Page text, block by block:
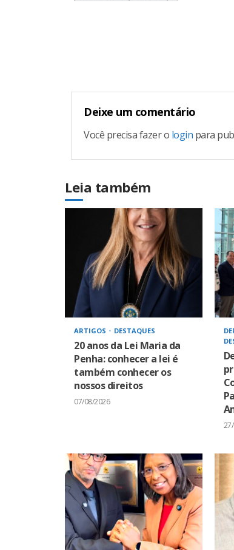
Deixe um comentário
Você precisa fazer o login para
Leia também
ARTIGOS DESTAQUES
20 anos da Lei Maria da
Penha: conhecer a lei é
também conhecer os
nossos direitos
07/08/2026